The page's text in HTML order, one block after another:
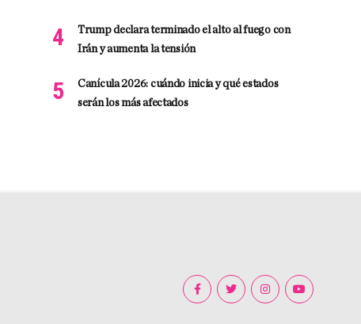
Trump declara terminado el alto al fuego con
Irán y aumenta la tensión
Canícula 2026: cuándo inicia y qué estados
serán los más afectados